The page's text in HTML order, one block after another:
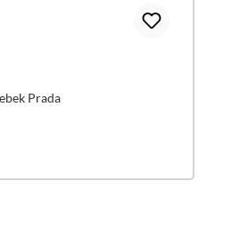
Prada